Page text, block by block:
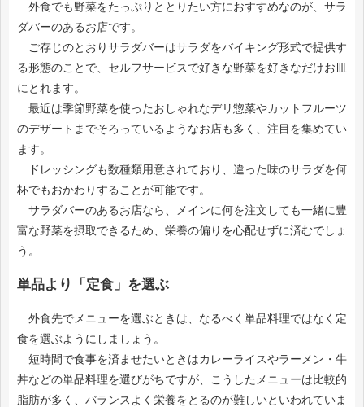
外食でも野菜をたっぷりととりたい方におすすめなのが、サラ
ダバーのあるお店です。
ご存じのとおりサラダバーはサラダをバイキング形式で提供す
る形態のことで、セルフサービスで好きな野菜を好きなだけお皿
にとれます。
最近は季節野菜を使ったおしゃれなデリ惣菜やカットフルーツ
のデザートまでそろっているようなお店も多く、注目を集めてい
ます。
ドレッシングも数種類用意されており、違った味のサラダを何
杯でもおかわりすることが可能です。
サラダバーのあるお店なら、メインに何を注文しても一緒に豊
富な野菜を摂取できるため、栄養の偏りを心配せずに済むでしょ
う。
単品より「定食」を選ぶ
外食先でメニューを選ぶときは、なるべく単品料理ではなく定
食を選ぶようにしましょう。
短時間で食事を済ませたいときはカレーライスやラーメン・牛
丼などの単品料理を選びがちですが、こうしたメニューは比較的
脂肪が多く、バランスよく栄養をとるのが難しいといわれていま